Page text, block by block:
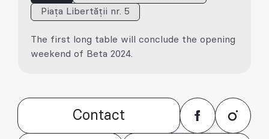
Piața Libertății nr. 5
The first long table will conclude the opening
weekend of Beta 2024.
Contact